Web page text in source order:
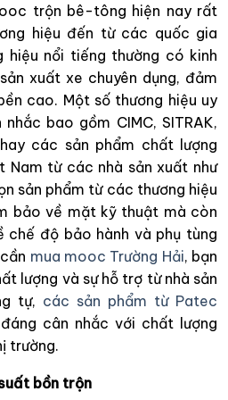
trộn bê-tông hiện nay rất
hiệu đến từ các quốc gia
hiệu nổi tiếng thường có kinh
xuất xe chuyên dụng, đảm
cao. Một số thương hiệu uy
bao gồm CIMC, SITRAK,
các sản phẩm chất lượng
Nam từ các nhà sản xuất như
sản phẩm từ các thương hiệu
bảo về mặt kỹ thuật mà còn
chế độ bảo hành và phụ tùng
mua mooc Trường Hải, bạn
lượng và sự hỗ trợ từ nhà sản
tự, các sản phẩm từ Patec
cân nhắc với chất lượng
trường.
bồn trộn